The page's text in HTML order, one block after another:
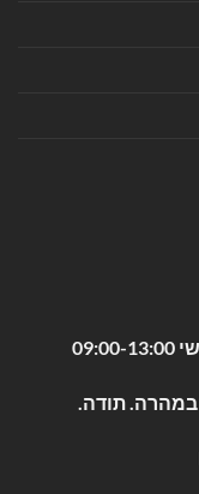
במהרה. תודה.